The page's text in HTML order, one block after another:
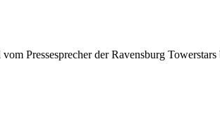
Pressesprecher der Ravensburg Towerstars